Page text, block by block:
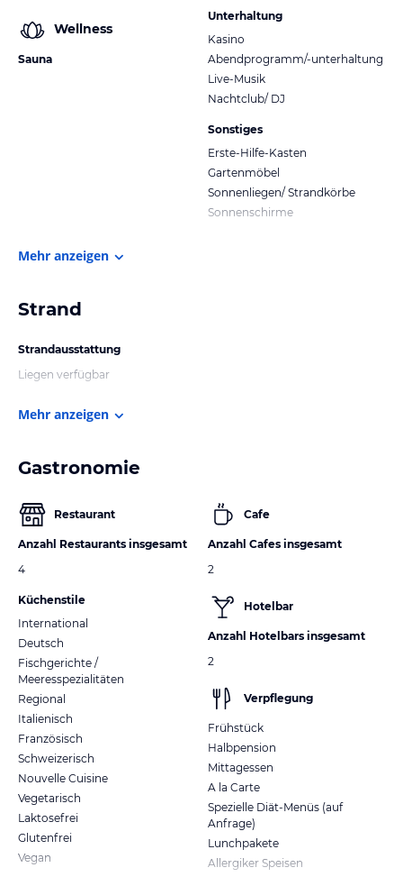
Wellness
Sauna
Unterhaltung
Kasino
Abendprogramm/-unterhaltung
Live-Musik
Nachtclub/ DJ
Sonstiges
Erste-Hilfe-Kasten
Gartenmöbel
Sonnenliegen/ Strandkörbe
Sonnenschirme
Mehr anzeigen
Strand
Strandausstattung
Liegen verfügbar
Mehr anzeigen
Gastronomie
Restaurant
Anzahl Restaurants insgesamt
4
Küchenstile
International
Deutsch
Fischgerichte /
Meeresspezialitäten
Regional
Italienisch
Französisch
Schweizerisch
Nouvelle Cuisine
Vegetarisch
Laktosefrei
Glutenfrei
Vegan
Cafe
Anzahl Cafes insgesamt
2
Hotelbar
Anzahl Hotelbars insgesamt
2
Verpflegung
Frühstück
Halbpension
Mittagessen
A la Carte
Spezielle Diät-Menüs (auf
Anfrage)
Lunchpakete
Allergiker Speisen